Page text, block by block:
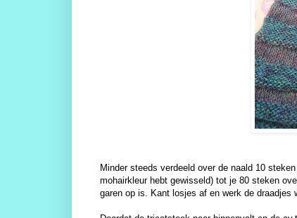
Minder steeds verdeeld over de naald 10
mohairkleur hebt gewisseld) tot je 80 steken
garen op is. Kant losjes af en werk de draadjes